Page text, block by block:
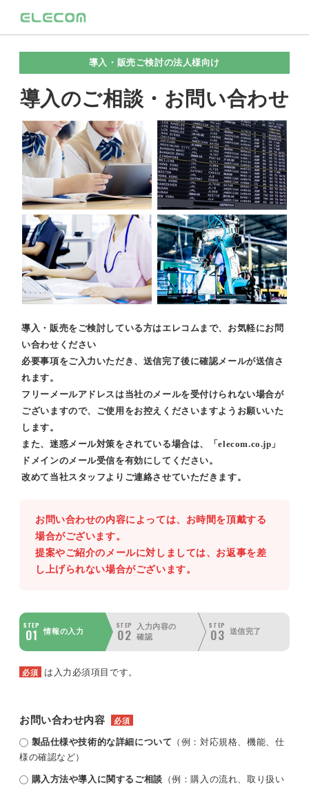
導入・販売ご検討の法人様向け
導入のご相談・お問い合わせ
導入・販売をご検討している方はエレコムまで、お気軽にお問
い合わせください
必要事項をご入力いただき、送信完了後に確認メールが送信さ
れます。
フリーメールアドレスは当社のメールを受付けられない場合が
ございますので、ご使用をお控えくださいますようお願いいた
します。
また、迷惑メール対策をされている場合は、「elecom.co.jp」
ドメインのメール受信を有効にしてください。
改めて当社スタッフよりご連絡させていただきます。
お問い合わせの内容によっては、お時間を頂戴する
場合がございます。
提案やご紹介のメールに対しましては、お返事を差
し上げられない場合がございます。
STEP
01 情報の入力
STEP
02
入力内容の
確認
STEP
03 送信完了
必須 は入力必須項目です。
お問い合わせ内容 必須
製品仕様や技術的な詳細について （例：対応規格、機能、仕
様の確認など）
購入方法や導入に関するご相談 （例：購入の流れ、取り扱い